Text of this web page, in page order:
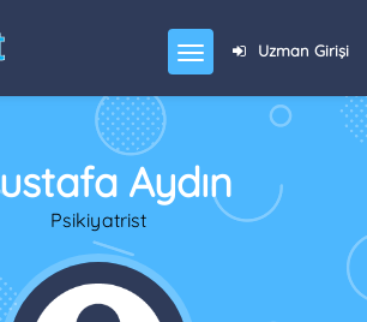
Uzman Girişi
Aydın
Psikiyatrist